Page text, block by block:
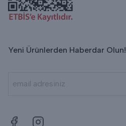
Yeni Ürünlerden Haberdar Olun!